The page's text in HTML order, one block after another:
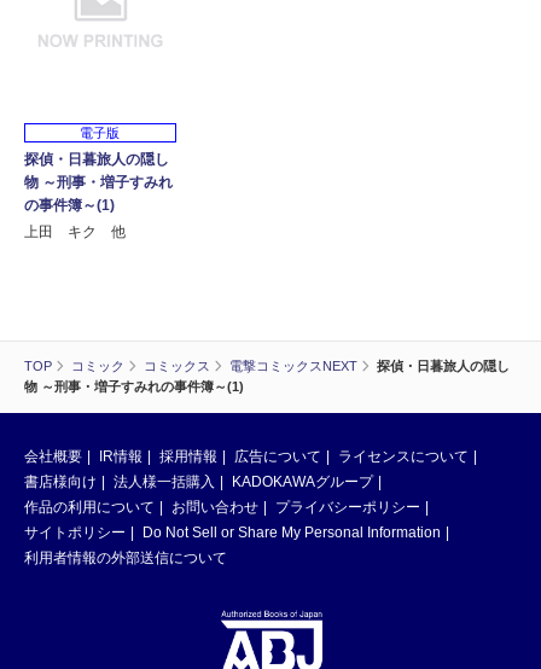
TOP コミック コミックス 電撃コミックスNEXT
探偵・日暮旅人の隠し
物 ～刑事・増子すみれの事件簿～(1)
電子版
探偵・日暮旅人の隠し
物 ～刑事・増子すみれ
の事件簿～(1)
上田 キク 他
会社概要 IR情報 採用情報 広告について
ライセンスについて
書店様向け
法人様一括購入
KADOKAWAグループ
作品の利用について
お問い合わせ
プライバシーポリシー
サイトポリシー
Do Not Sell or Share My Personal Information
利用者情報の外部送信について